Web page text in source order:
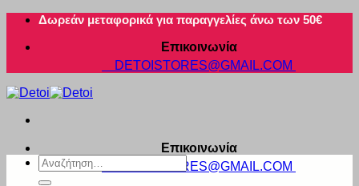
Μετάβαση
περιεχόμενο
Δωρεάν μεταφορικά για παραγγελίες άνω των 50€
Επικοινωνία
DETOISTORES@GMAIL.COM
Επικοινωνία
DETOISTORES@GMAIL.COM
Αναζήτηση
για: